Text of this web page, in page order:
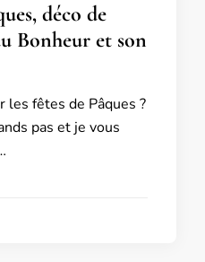
déco de
Bonheur et son
les fêtes de Pâques ?
pas et je vous